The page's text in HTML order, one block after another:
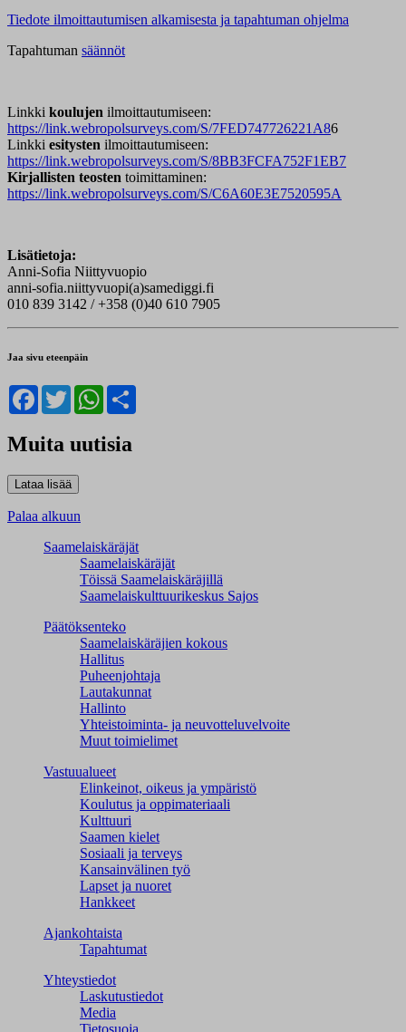
Tiedote ilmoittautumisen alkamisesta ja tapahtuman ohjelma
Tapahtuman säännöt
Linkki koulujen ilmoittautumiseen:
https://link.webropolsurveys.com/S/7FED747726221A86
Linkki esitysten ilmoittautumiseen:
https://link.webropolsurveys.com/S/8BB3FCFA752F1EB7
Kirjallisten teosten toimittaminen:
https://link.webropolsurveys.com/S/C6A60E3E7520595A
Lisätietoja:
Anni-Sofia Niittyvuopio
anni-sofia.niittyvuopi(a)samediggi.fi
010 839 3142 / +358 (0)40 610 7905
Jaa sivu eteenpäin
Facebook
TwitterWhatsApp
Muita uutisia
Palaa alkuun
Saamelaiskäräjät
Saamelaiskäräjät
Töissä Saamelaiskäräjillä
Saamelaiskulttuuri­keskus Sajos
Päätöksenteko
Saamelaiskäräjien kokous
Hallitus
Puheenjohtaja
Lautakunnat
Hallinto
Yhteistoiminta- ja neuvotteluvelvoite
Muut toimielimet
Vastuualueet
Elinkeinot, oikeus ja ympäristö
Koulutus ja oppimateriaali
Kulttuuri
Saamen kielet
Sosiaali ja terveys
Kansainvälinen työ
Lapset ja nuoret
Hankkeet
Ajankohtaista
Tapahtumat
Yhteystiedot
Laskutustiedot
Media
Tietosuoja